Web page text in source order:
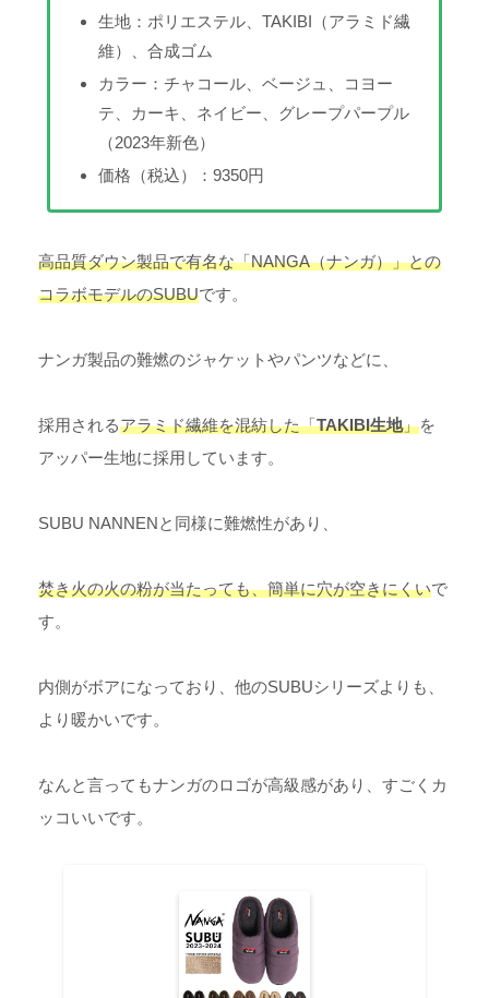
生地：ポリエステル、TAKIBI（アラミド繊
維）、合成ゴム
カラー：チャコール、ベージュ、コヨー
テ、カーキ、ネイビー、グレープパープル
（2023年新色）
価格（税込）：9350円
高品質ダウン製品で有名な「NANGA（ナンガ）」との
コラボモデルのSUBUです。
ナンガ製品の難燃のジャケットやパンツなどに、
採用されるアラミド繊維を混紡した「TAKIBI生地」を
アッパー生地に採用しています。
SUBU NANNENと同様に難燃性があり、
焚き火の火の粉が当たっても、簡単に穴が空きにくいで
す。
内側がボアになっており、他のSUBUシリーズよりも、
より暖かいです。
なんと言ってもナンガのロゴが高級感があり、すごくカ
ッコいいです。